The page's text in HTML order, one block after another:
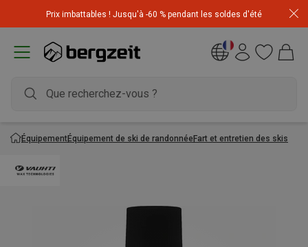
Prix imbattables ! Jusqu'à -60 % pendant les soldes d'été
aventures
ÉquipementÉquipement de ski de randonnéeFart et entretien des skis